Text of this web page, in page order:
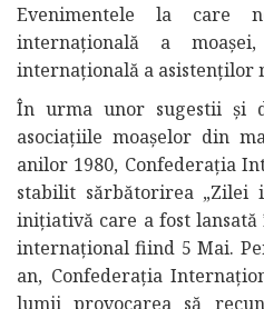
Evenimentele la care
internațională a
internațională a asistenților
În urma unor sugestii și
asociațiile moașelor din
anilor 1980, Confederația
stabilit sărbătorirea „Zilei
inițiativă care a fost lansată
internațional fiind 5 Mai.
an, Confederația
lumii provocarea să